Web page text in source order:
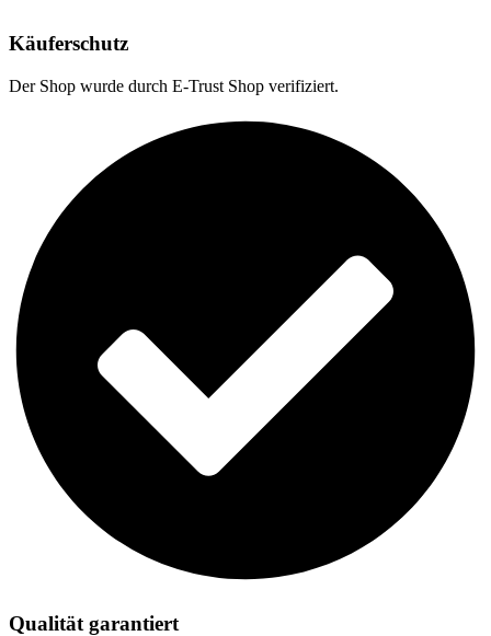
Käuferschutz
Der Shop wurde durch E-Trust Shop verifiziert.
Qualität garantiert